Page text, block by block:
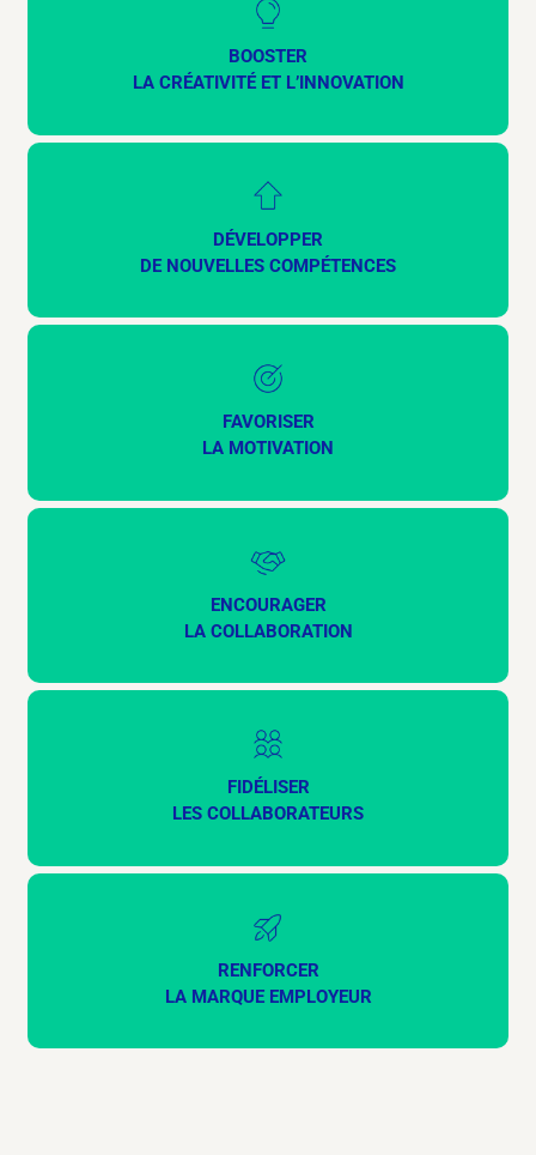
BOOSTER
LA CRÉATIVITÉ ET L’INNOVATION
DÉVELOPPER
DE NOUVELLES COMPÉTENCES
FAVORISER
LA MOTIVATION
ENCOURAGER
LA COLLABORATION
FIDÉLISER
LES COLLABORATEURS
RENFORCER
LA MARQUE EMPLOYEUR